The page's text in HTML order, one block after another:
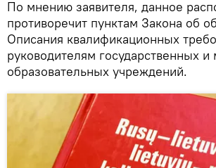
По мнению заявителя, данное
противоречит пунктам Закона об
Описания квалификационных
руководителям государственных
образовательных учреждений.